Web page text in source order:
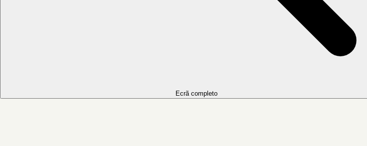
Ecrã completo